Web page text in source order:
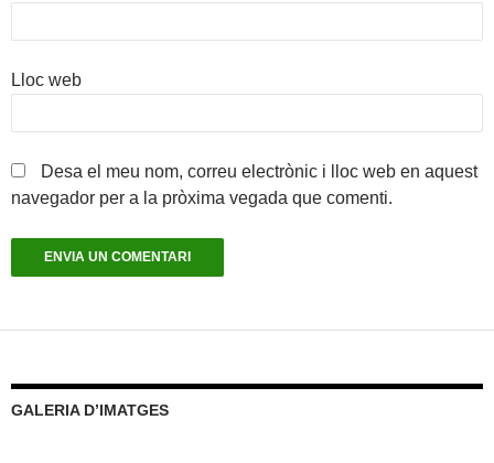
Lloc web
Desa el meu nom, correu electrònic i lloc web en aquest
navegador per a la pròxima vegada que comenti.
GALERIA D’IMATGES